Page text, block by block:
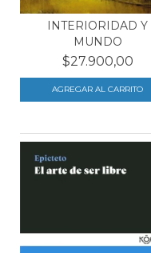
INTERIORIDAD Y
MUNDO
$27.900,00